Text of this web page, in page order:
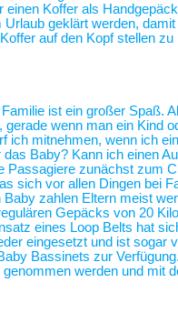
Koffer als
geklärt werden,
auf den Kopf stellen
ist ein großer Spaß.
gerade wenn man ein Kind
ich mitnehmen, wenn ich
Baby? Kann ich einen
Passagiere zunächst zum
sich vor allen Dingen bei
zahlen Eltern meist
Gepäcks von 20
eines Loop Belts hat
eingesetzt und ist sogar
Bassinets zur
genommen werden und mit